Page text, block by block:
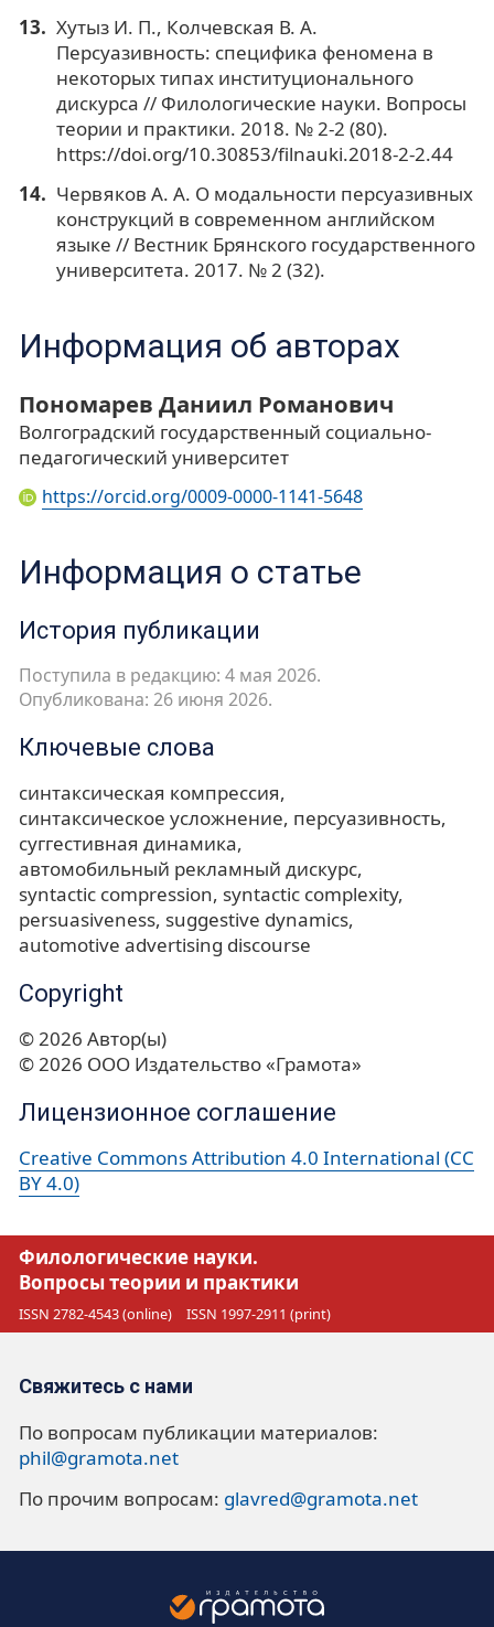
Хутыз И. П., Колчевская В. А.
Персуазивность: специфика феномена в
некоторых типах институционального
дискурса // Филологические науки. Вопросы
теории и практики. 2018. № 2-2 (80).
https://doi.org/10.30853/filnauki.2018-2-2.44
Червяков А. А. О модальности персуазивных
конструкций в современном английском
языке // Вестник Брянского государственного
университета. 2017. № 2 (32).
Информация об авторах
Пономарев Даниил Романович
Волгоградский государственный социально-
педагогический университет
https://orcid.org/0009-0000-1141-5648
Информация о статье
История публикации
Поступила в редакцию: 4 мая 2026.
Опубликована: 26 июня 2026.
Ключевые слова
синтаксическая компрессия
синтаксическое усложнение персуазивность
суггестивная динамика
автомобильный рекламный дискурс
syntactic compression syntactic complexity
persuasiveness suggestive dynamics
automotive advertising discourse
Copyright
© 2026 Автор(ы)
© 2026 ООО Издательство «Грамота»
Лицензионное соглашение
Creative Commons Attribution 4.0 International (CC
BY 4.0)
Филологические науки.
Вопросы теории и практики
ISSN 2782-4543 (online) ISSN 1997-2911 (print)
Свяжитесь с нами
По вопросам публикации материалов:
phil@gramota.net
По прочим вопросам: glavred@gramota.net